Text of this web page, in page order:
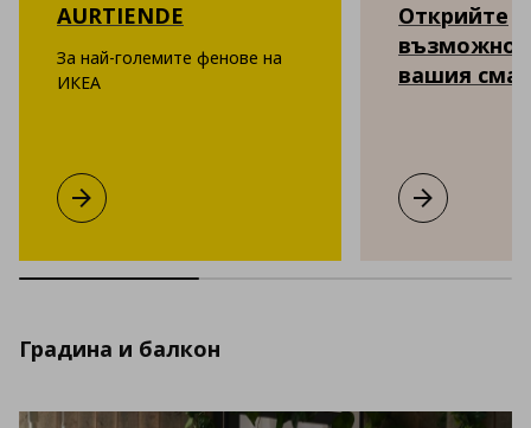
AURTIENDE
За най-големите фенове на
ИКЕА
AURTIENDE
Виж повече
Открийте
вашия
Открийте
Виж повече
Градина и балкон